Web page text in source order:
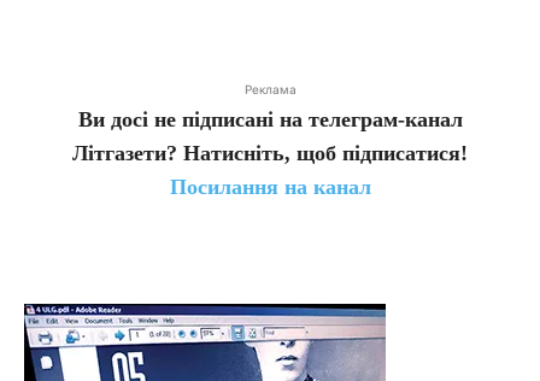
Реклама
Ви досі не підписані на телеграм-канал
Літгазети? Натисніть, щоб підписатися!
Посилання на канал